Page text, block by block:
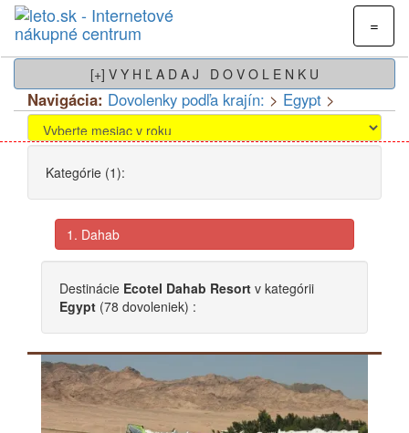
=
[+] V Y H Ľ A D A J D O V O L E N K U
Navigácia: Dovolenky podľa krajín: > Egypt >
Kategórie (1):
1. Dahab
Destinácie Ecotel Dahab Resort v kategórii
Egypt (78 dovoleniek) :